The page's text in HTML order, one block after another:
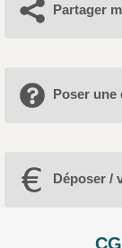
Partager
Poser une
Déposer /